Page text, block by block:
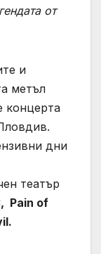
от
и
метъл
концерта
дни
театър
Pain of
.